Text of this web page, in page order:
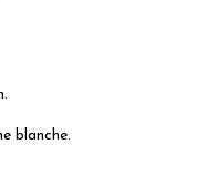
blanche.